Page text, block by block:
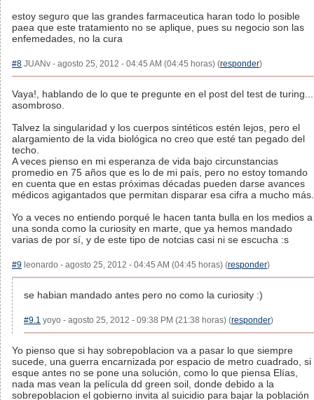
estoy seguro que las grandes farmaceutica haran todo lo posible
paea que este tratamiento no se aplique, pues su negocio son las
enfemedades, no la cura
#8 JUANv - agosto 25, 2012 - 04:45 AM (04:45 horas) (responder)
Vaya!, hablando de lo que te pregunte en el post del test de turing...
asombroso.
Talvez la singularidad y los cuerpos sintéticos estén lejos, pero el
alargamiento de la vida biológica no creo que esté tan pegado del
techo.
A veces pienso en mi esperanza de vida bajo circunstancias
promedio en 75 años que es lo de mi país, pero no estoy tomando
en cuenta que en estas próximas décadas pueden darse avances
médicos agigantados que permitan disparar esa cifra a mucho más.
Yo a veces no entiendo porqué le hacen tanta bulla en los medios a
una sonda como la curiosity en marte, que ya hemos mandado
varias de por sí, y de este tipo de notcias casi ni se escucha :s
#9 leonardo - agosto 25, 2012 - 04:45 AM (04:45 horas) (responder)
se habian mandado antes pero no como la curiosity :)
#9.1 yoyo - agosto 25, 2012 - 09:38 PM (21:38 horas) (responder)
Yo pienso que si hay sobrepoblacion va a pasar lo que siempre
sucede, una guerra encarnizada por espacio de metro cuadrado, si
esque antes no se pone una solución, como lo que piensa Elías,
nada mas vean la película dd green soil, donde debido a la
sobrepoblacion el gobierno invita al suicidio para bajar la población